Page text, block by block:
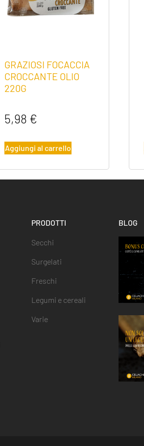
GRAZIOSI FOCACCIA
CROCCANTE OLIO
220G
5,98 €
Aggiungi al carrello
PRODOTTI
Secchi
Surgelati
Freschi
Legumi e cereali
Varie
BLOG